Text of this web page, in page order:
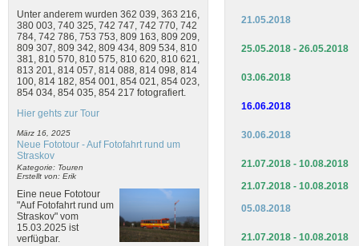
Unter anderem wurden 362 039, 363 216,
380 003, 740 325, 742 747, 742 770, 742
784, 742 786, 753 753, 809 163, 809 209,
809 307, 809 342, 809 434, 809 534, 810
381, 810 570, 810 575, 810 620, 810 621,
813 201, 814 057, 814 088, 814 098, 814
100, 814 182, 854 001, 854 021, 854 023,
854 034, 854 035, 854 217 fotografiert.
Hier gehts zur Tour
März 16, 2025
Neue Fototour - Auf Fotofahrt rund um
Straskov
Kategorie: Touren
Erstellt von: Erik
Eine neue Fototour
"Auf Fotofahrt rund um
Straskov" vom
15.03.2025 ist
verfügbar.
21.05.2018
25.05.2018 - 26.05.2018
03.06.2018
16.06.2018
30.06.2018
21.07.2018 - 10.08.2018
21.07.2018 - 10.08.2018
05.08.2018
21.07.2018 - 10.08.2018